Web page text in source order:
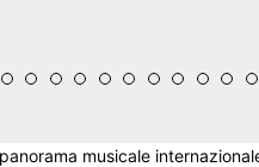
musicale